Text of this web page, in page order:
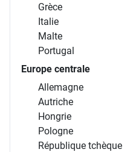
Grèce
Italie
Malte
Portugal
Europe centrale
Allemagne
Autriche
Hongrie
Pologne
République tchèque